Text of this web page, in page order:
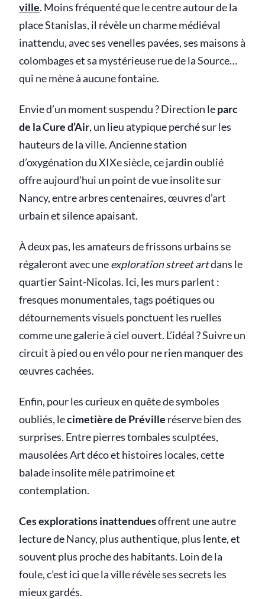
ville. Moins fréquenté que le centre autour de la
place Stanislas, il révèle un charme médiéval
inattendu, avec ses venelles pavées, ses maisons à
colombages et sa mystérieuse rue de la Source…
qui ne mène à aucune fontaine.
Envie d’un moment suspendu ? Direction leparc
de la Cure d’Air, un lieu atypique perché sur les
hauteurs de la ville. Ancienne station
d’oxygénation du XIXe siècle, ce jardin oublié
offre aujourd’hui un point de vue insolite sur
Nancy, entre arbres centenaires, œuvres d’art
urbain et silence apaisant.
À deux pas, les amateurs de frissons urbains se
régaleront avec uneexploration street artdans le
quartier Saint-Nicolas. Ici, les murs parlent :
fresques monumentales, tags poétiques ou
détournements visuels ponctuent les ruelles
comme une galerie à ciel ouvert. L’idéal ? Suivre un
circuit à pied ou en vélo pour ne rien manquer des
œuvres cachées.
Enfin, pour les curieux en quête de symboles
oubliés, lecimetière de Préville réserve bien des
surprises. Entre pierres tombales sculptées,
mausolées Art déco et histoires locales, cette
balade insolite mêle patrimoine et
contemplation.
Ces explorations inattenduesoffrent une autre
lecture de Nancy, plus authentique, plus lente, et
souvent plus proche des habitants. Loin de la
foule, c’est ici que la ville révèle ses secrets les
mieux gardés.